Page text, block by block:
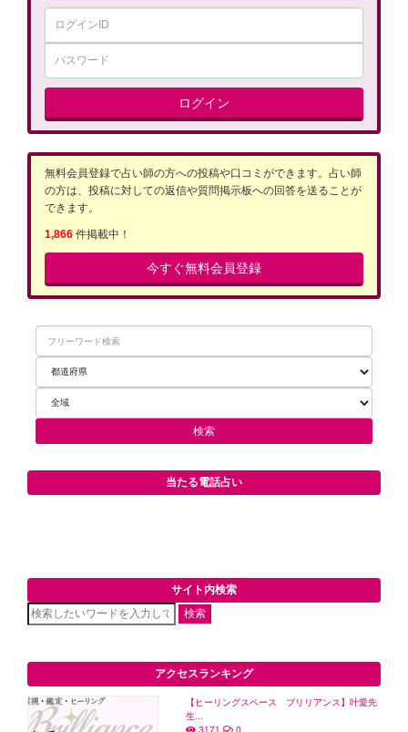
ログイン
無料会員登録で占い師の方への投稿や口コミができます。占い師
の方は、投稿に対しての返信や質問掲示板への回答を送ることが
できます。
1,866 件掲載中！
今すぐ無料会員登録
当たる電話占い
サイト内検索
検索
アクセスランキング
【ヒーリングスペース ブリリアンス】叶愛先
生...
3171
0